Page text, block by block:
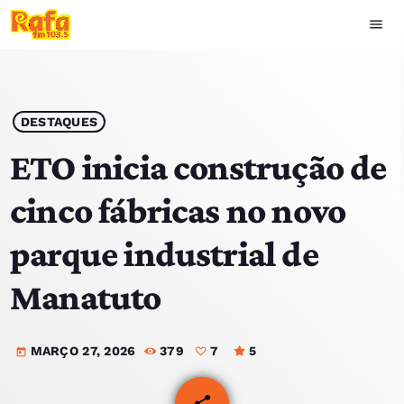
menu
play_arrow OUVIR RAFA
HOME
NOTÍCIAS
EQUIPA
TOP 15
DESTAQUES
ETO inicia construção de
cinco fábricas no novo
parque industrial de
Manatuto
today MARÇO 27, 2026 379 7 5